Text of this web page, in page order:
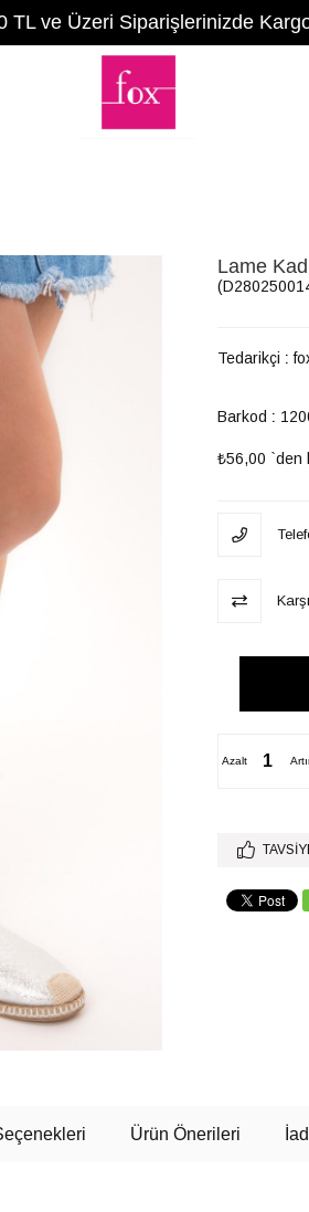
TL ve Üzeri Siparişlerinizde
Lame
Tedarikçi :
Barkod :
₺56,00 `den
Azalt
Ürün Önerileri